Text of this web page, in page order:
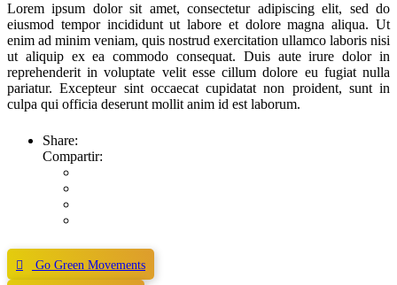
Lorem ipsum dolor sit amet, consectetur adipiscing elit, sed do
eiusmod tempor incididunt ut labore et dolore magna aliqua. Ut
enim ad minim veniam, quis nostrud exercitation ullamco laboris nisi
ut aliquip ex ea commodo consequat. Duis aute irure dolor in
reprehenderit in voluptate velit esse cillum dolore eu fugiat nulla
pariatur. Excepteur sint occaecat cupidatat non proident, sunt in
culpa qui officia deserunt mollit anim id est laborum.
Share:
Go Green Movements